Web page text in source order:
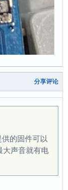
分享评论
的固件可以
大声音就有电